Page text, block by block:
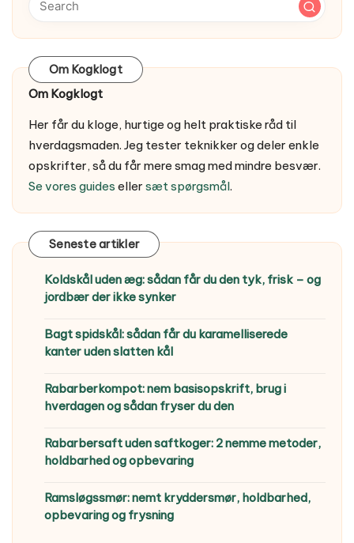
Om Kogklogt
Om Kogklogt
Her får du kloge, hurtige og helt praktiske råd til
hverdagsmaden. Jeg tester teknikker og deler enkle
opskrifter, så du får mere smag med mindre besvær.
Se vores guides eller sæt spørgsmål.
Seneste artikler
Koldskål uden æg: sådan får du den tyk, frisk – og
jordbær der ikke synker
Bagt spidskål: sådan får du karamelliserede
kanter uden slatten kål
Rabarberkompot: nem basisopskrift, brug i
hverdagen og sådan fryser du den
Rabarbersaft uden saftkoger: 2 nemme metoder,
holdbarhed og opbevaring
Ramsløgssmør: nemt kryddersmør, holdbarhed,
opbevaring og frysning